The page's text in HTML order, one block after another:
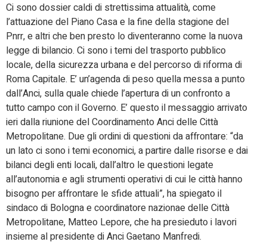
Ci sono dossier caldi di strettissima attualità, come
l’attuazione del Piano Casa e la fine della stagione del
Pnrr, e altri che ben presto lo diventeranno come la nuova
legge di bilancio. Ci sono i temi del trasporto pubblico
locale, della sicurezza urbana e del percorso di riforma di
Roma Capitale. E’ un’agenda di peso quella messa a punto
dall’Anci, sulla quale chiede l’apertura di un confronto a
tutto campo con il Governo. E’ questo il messaggio arrivato
ieri dalla riunione del Coordinamento Anci delle Città
Metropolitane. Due gli ordini di questioni da affrontare: “da
un lato ci sono i temi economici, a partire dalle risorse e dai
bilanci degli enti locali, dall’altro le questioni legate
all’autonomia e agli strumenti operativi di cui le città hanno
bisogno per affrontare le sfide attuali”, ha spiegato il
sindaco di Bologna e coordinatore nazionae delle Città
Metropolitane, Matteo Lepore, che ha presieduto i lavori
insieme al presidente di Anci Gaetano Manfredi.